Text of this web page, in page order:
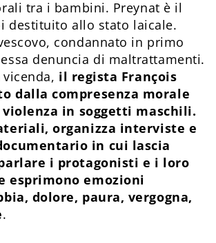
tra i bambini. Preynat è il
destituito allo stato laicale.
condannato in primo
denuncia di maltrattamenti.
il regista François
dalla compresenza morale
in soggetti maschili.
organizza interviste e
in cui lascia
i protagonisti e i loro
esprimono emozioni
dolore, paura, vergogna,
.